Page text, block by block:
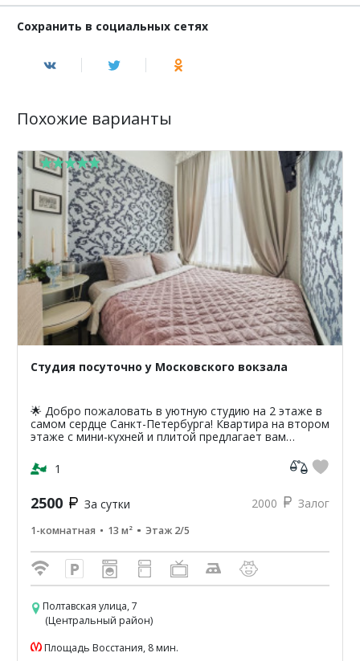
Сохранить в социальных сетях
Похожие варианты
Студия посуточно у Московского вокзала
🌟 Добро пожаловать в уютную студию на 2 этаже в
самом сердце Санкт-Петербурга! Квартира на втором
этаже с мини-кухней и плитой предлагает вам
классики...
1
2500 За сутки 2000 Залог
1-комнатная 13 м² Этаж 2/5
Полтавская улица, 7
(Центральный район)
Площадь Восстания, 8 мин.